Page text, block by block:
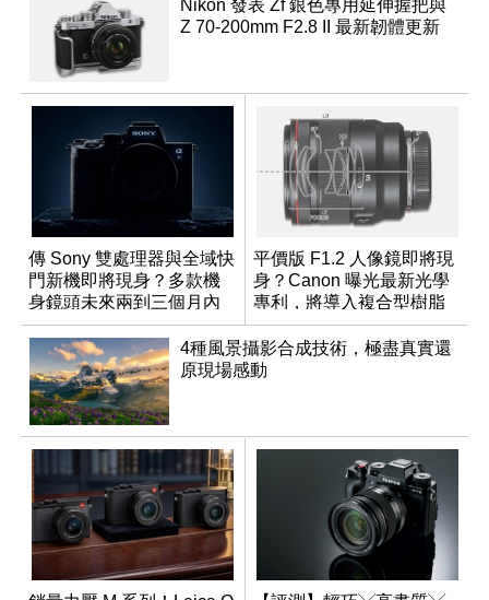
Nikon 發表 Zf 銀色專用延伸握把與
Z 70-200mm F2.8 II 最新韌體更新
傳 Sony 雙處理器與全域快
門新機即將現身？多款機
身鏡頭未來兩到三個月內
有望登場
平價版 F1.2 人像鏡即將現
身？Canon 曝光最新光學
專利，將導入複合型樹脂
非球面鏡片
4種風景攝影合成技術，極盡真實還
原現場感動